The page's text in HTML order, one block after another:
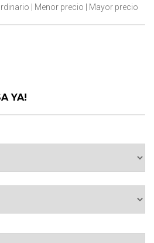
Menor precio Mayor precio
YA!